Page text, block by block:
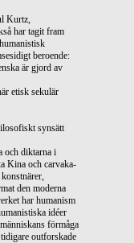
Kurtz,
har tagit fram
beroende:
är gjord av
etisk sekulär
synsätt
och diktarna i
Kina och carvaka-
den moderna
har humanism
idéer
förmåga
outforskade